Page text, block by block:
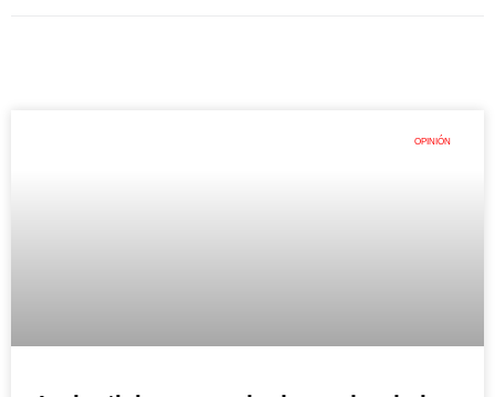
OPINIÓN